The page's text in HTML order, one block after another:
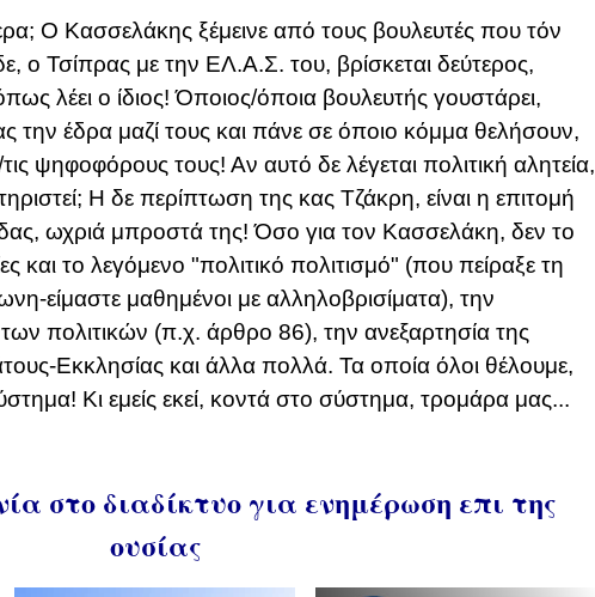
Ο Κασσελάκης ξέμεινε από τους βουλευτές που τόν
ο Τσίπρας με την ΕΛ.Α.Σ. του, βρίσκεται δεύτερος,
λέει ο ίδιος! Όποιος/όποια βουλευτής γουστάρει,
την έδρα μαζί τους και πάνε σε όποιο κόμμα θελήσουν,
ψηφοφόρους τους! Αν αυτό δε λέγεται πολιτική αλητεία,
Η δε περίπτωση της κας Τζάκρη, είναι η επιτομή
ωχριά μπροστά της! Όσο για τον Κασσελάκη, δεν το
και το λεγόμενο "πολιτικό πολιτισμό" (που πείραξε τη
είμαστε μαθημένοι με αλληλοβρισίματα), την
πολιτικών (π.χ. άρθρο 86), την ανεξαρτησία της
Εκκλησίας και άλλα πολλά. Τα οποία όλοι θέλουμε,
Κι εμείς εκεί, κοντά στο σύστημα, τρομάρα μας...
στο διαδίκτυο για ενημέρωση επι της
ουσίας